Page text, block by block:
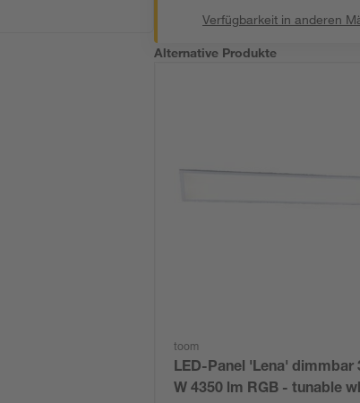
Verfügbarkeit in anderen
Alternative Produkte
toom
LED-Panel 'Lena' dimmbar
W 4350 lm RGB - tunable